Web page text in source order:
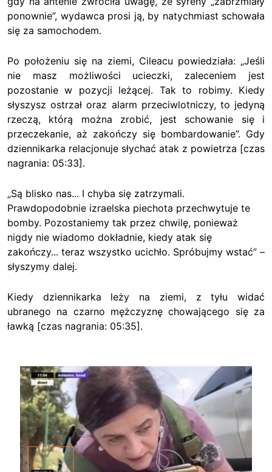
ponownie”, wydawca prosi ją, by natychmiast schowała
się za samochodem.
Po położeniu się na ziemi, Cileacu powiedziała: „Jeśli
nie masz możliwości ucieczki, zaleceniem jest
pozostanie w pozycji leżącej. Tak to robimy. Kiedy
słyszysz ostrzał oraz alarm przeciwlotniczy, to jedyną
rzeczą, którą można zrobić, jest schowanie się i
przeczekanie, aż zakończy się bombardowanie”. Gdy
dziennikarka relacjonuje słychać atak z powietrza [czas
nagrania: 05:33].
„Są blisko nas... I chyba się zatrzymali.
Prawdopodobnie izraelska piechota przechwytuje te
bomby. Pozostaniemy tak przez chwilę, ponieważ
nigdy nie wiadomo dokładnie, kiedy atak się
zakończy... teraz wszystko ucichło. Spróbujmy wstać” –
słyszymy dalej.
Kiedy dziennikarka leży na ziemi, z tyłu widać
ubranego na czarno mężczyznę chowającego się za
ławką [czas nagrania: 05:35].
Image